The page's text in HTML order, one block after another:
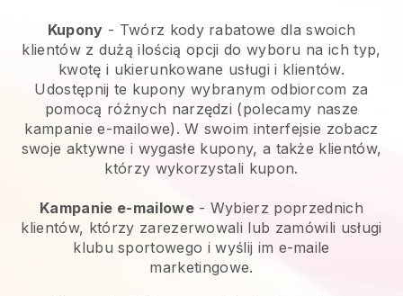
Kupony - Twórz kody rabatowe dla swoich
klientów z dużą ilością opcji do wyboru na ich typ,
kwotę i ukierunkowane usługi i klientów.
Udostępnij te kupony wybranym odbiorcom za
pomocą różnych narzędzi (polecamy nasze
kampanie e-mailowe). W swoim interfejsie zobacz
swoje aktywne i wygasłe kupony, a także klientów,
którzy wykorzystali kupon.
Kampanie e-mailowe- Wybierz poprzednich
klientów, którzy zarezerwowali lub zamówili usługi
klubu sportowego i wyślij im e-maile
marketingowe.